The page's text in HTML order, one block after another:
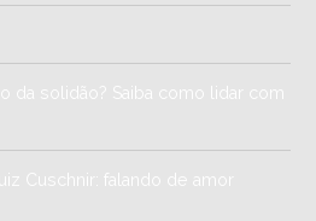
da solidão? Saiba como lidar com
Cuschnir: falando de amor